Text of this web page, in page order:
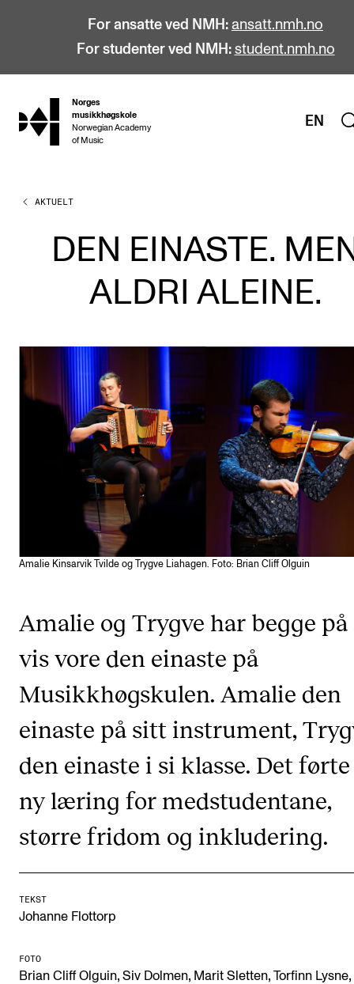
For ansatte ved NMH: ansatt.nmh.no
For studenter ved NMH: student.nmh.no
hjem
Norges
musikkhøgskole
Norwegian Academy
of Music
EN
STUDIER
Alle studier
Bachelor
Årsstudium og videreutdanning
Etterutdanning og kurs
Talentutvikling
STUDENTLIV
Søknad og opptak
FORSKNING
CERM
Prosjekter
Publikasjoner
Internasjonal strategi
Nettverk
AKTUELT
DEN EINASTE.
ALDRI ALEINE.
Amalie Kinsarvik Tvilde og Trygve Liahagen. Foto: Brian Cliff Olguin
Amalie og Trygve har begge
vis vore den einaste på
Musikkhøgskulen. Amalie den
einaste på sitt instrument,
den einaste i si klasse. Det
ny læring for medstudentane,
større fridom og inkludering.
TEKST
Johanne Flottorp
FOTO
Brian Cliff Olguin, Siv Dolmen, Marit Sletten, Torfinn Lysne,